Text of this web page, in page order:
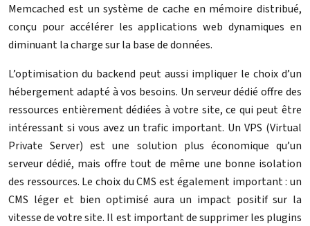
Memcached est un système de cache en mémoire distribué,
conçu pour accélérer les applications web dynamiques en
diminuant la charge sur la base de données.
L’optimisation du backend peut aussi impliquer le choix d’un
hébergement adapté à vos besoins. Un serveur dédié offre des
ressources entièrement dédiées à votre site, ce qui peut être
intéressant si vous avez un trafic important. Un VPS (Virtual
Private Server) est une solution plus économique qu’un
serveur dédié, mais offre tout de même une bonne isolation
des ressources. Le choix du CMS est également important : un
CMS léger et bien optimisé aura un impact positif sur la
vitesse de votre site. Il est important de supprimer les plugins